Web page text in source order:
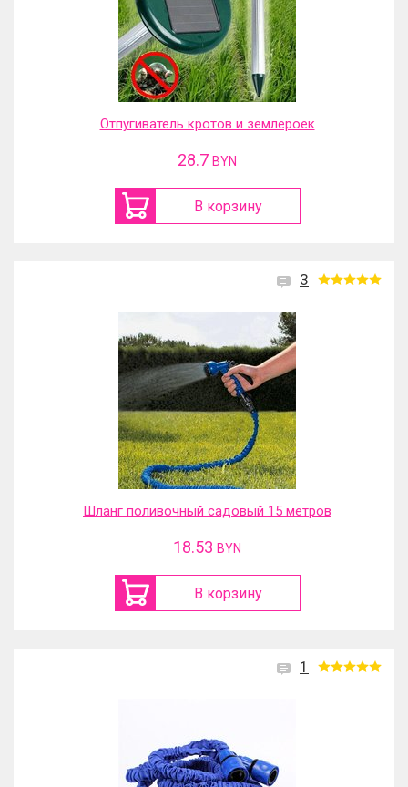
Отпугиватель кротов и землероек
28.7 BYN
В корзину
3
Шланг поливочный садовый 15 метров
18.53 BYN
В корзину
1